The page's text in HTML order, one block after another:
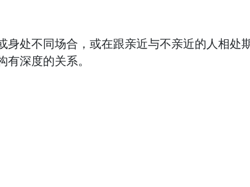
不同场合，或在跟亲近与不亲近的人相处
深度的关系。